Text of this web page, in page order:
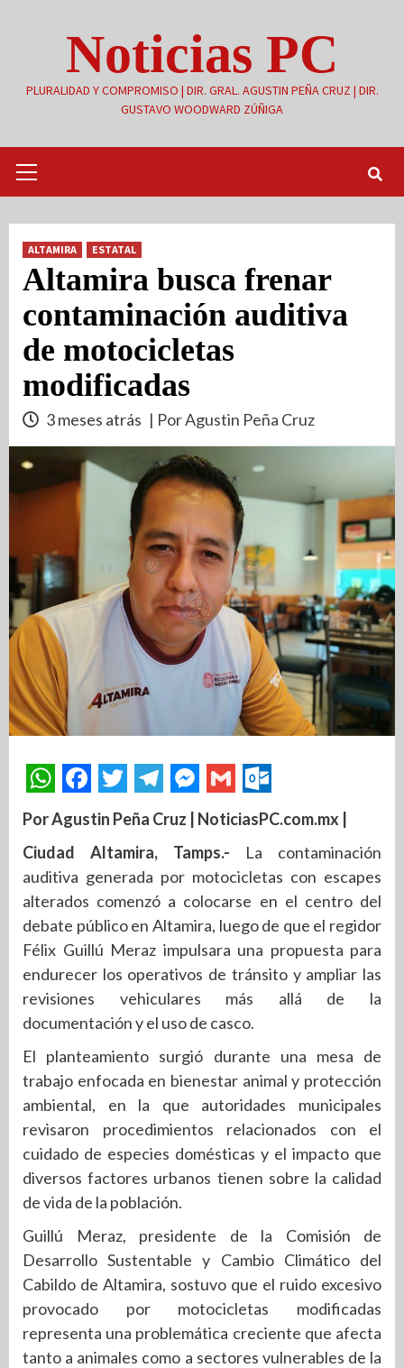
Noticias PC
PLURALIDAD Y COMPROMISO | DIR. GRAL. AGUSTIN PEÑA CRUZ | DIR.
GUSTAVO WOODWARD ZÚÑIGA
primario
ALTAMIRA ESTATAL
Altamira busca frenar
contaminación auditiva
de motocicletas
modificadas
3 meses atrás | Por Agustin Peña Cruz
Por Agustin Peña Cruz | NoticiasPC.com.mx |
Ciudad Altamira, Tamps.- La contaminación
auditiva generada por motocicletas con escapes
alterados comenzó a colocarse en el centro del
debate público en Altamira, luego de que el regidor
Félix Guillú Meraz impulsara una propuesta para
endurecer los operativos de tránsito y ampliar las
revisiones vehiculares más allá de la
documentación y el uso de casco.
El planteamiento surgió durante una mesa de
trabajo enfocada en bienestar animal y protección
ambiental, en la que autoridades municipales
revisaron procedimientos relacionados con el
cuidado de especies domésticas y el impacto que
diversos factores urbanos tienen sobre la calidad
de vida de la población.
Guillú Meraz, presidente de la Comisión de
Desarrollo Sustentable y Cambio Climático del
Cabildo de Altamira, sostuvo que el ruido excesivo
provocado por motocicletas modificadas
representa una problemática creciente que afecta
tanto a animales como a sectores vulnerables de la